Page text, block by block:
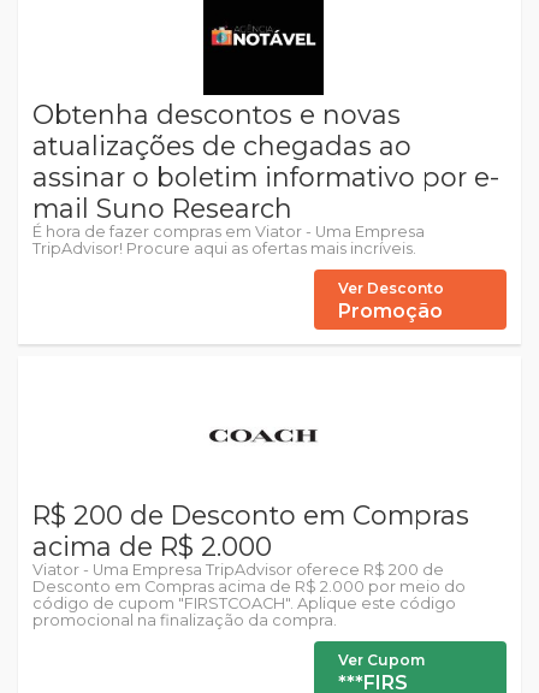
Obtenha descontos e novas
atualizações de chegadas ao
assinar o boletim informativo por e-
mail Suno Research
É hora de fazer compras em Viator - Uma Empresa
TripAdvisor! Procure aqui as ofertas mais incríveis.
Ver Desconto
Promoção
R$ 200 de Desconto em Compras
acima de R$ 2.000
Viator - Uma Empresa TripAdvisor oferece R$ 200 de
Desconto em Compras acima de R$ 2.000 por meio do
código de cupom "FIRSTCOACH". Aplique este código
promocional na finalização da compra.
Ver Cupom
***FIRS